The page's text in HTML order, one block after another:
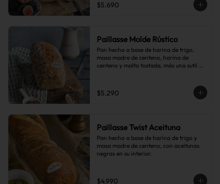
$5.690
Paillasse Molde Rústico
Pan hecho a base de harina de trigo,
masa madre de centeno, harina de
centeno y malta tostada, más una sutil
tostado y frutos secos.
$5.290
Paillasse Twist Aceituna
Pan hecho a base de harina de trigo y
masa madre de centeno, con aceitunas
negras en su interior.
$4.990